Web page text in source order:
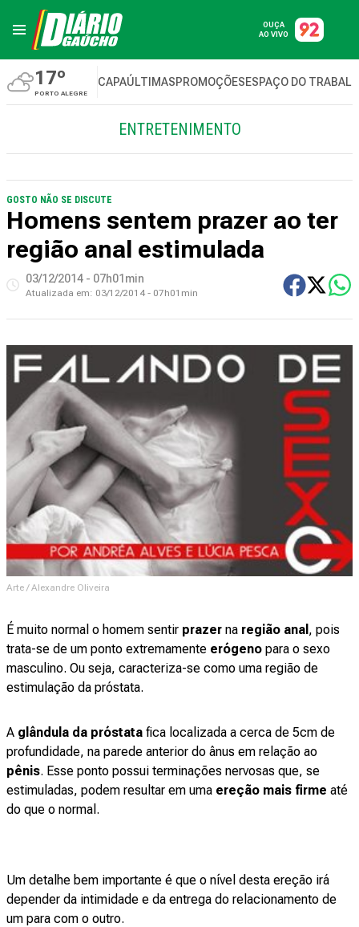
OUÇA
AO VIVO
17º
PORTO ALEGRE
CAPAÚLTIMASPROMOÇÕESESPAÇO DO
ENTRETENIMENTO
GOSTO NÃO SE DISCUTE
Homens sentem prazer ao ter
região anal estimulada
03/12/2014 - 07h01min
Atualizada em: 03/12/2014 - 07h01min
Arte / Alexandre Oliveira
É muito normal o homem sentir prazer na região anal , pois
trata-se de um ponto extremamente erógeno para o sexo
masculino. Ou seja, caracteriza-se como uma região de
estimulação da próstata.
A glândula da próstata fica localizada a cerca de 5cm de
profundidade, na parede anterior do ânus em relação ao
pênis. Esse ponto possui terminações nervosas que, se
estimuladas, podem resultar em uma ereção mais firme até
do que o normal.
Um detalhe bem importante é que o nível desta ereção irá
depender da intimidade e da entrega do relacionamento de
um para com o outro.